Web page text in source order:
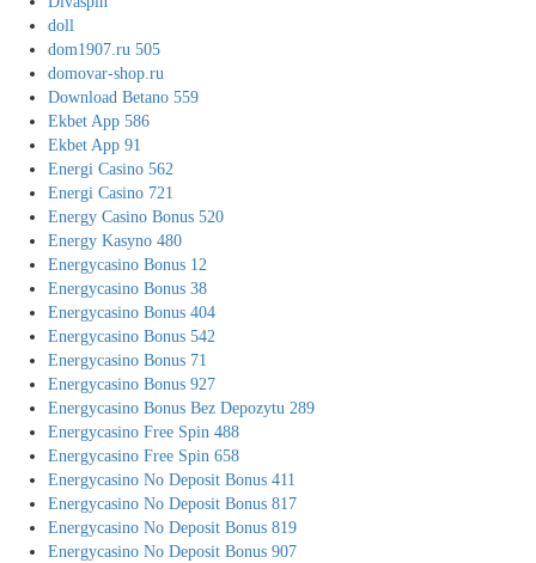
doll
dom1907.ru 505
domovar-shop.ru
Download Betano 559
Ekbet App 586
Ekbet App 91
Energi Casino 562
Energi Casino 721
Energy Casino Bonus 520
Energy Kasyno 480
Energycasino Bonus 12
Energycasino Bonus 38
Energycasino Bonus 404
Energycasino Bonus 542
Energycasino Bonus 71
Energycasino Bonus 927
Energycasino Bonus Bez Depozytu 289
Energycasino Free Spin 488
Energycasino Free Spin 658
Energycasino No Deposit Bonus 411
Energycasino No Deposit Bonus 817
Energycasino No Deposit Bonus 819
Energycasino No Deposit Bonus 907